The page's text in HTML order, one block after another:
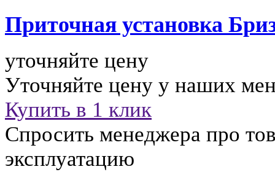
Приточная установка
уточняйте цену
Уточняйте цену у наших
Купить в 1 клик
Спросить менеджера про
эксплуатацию